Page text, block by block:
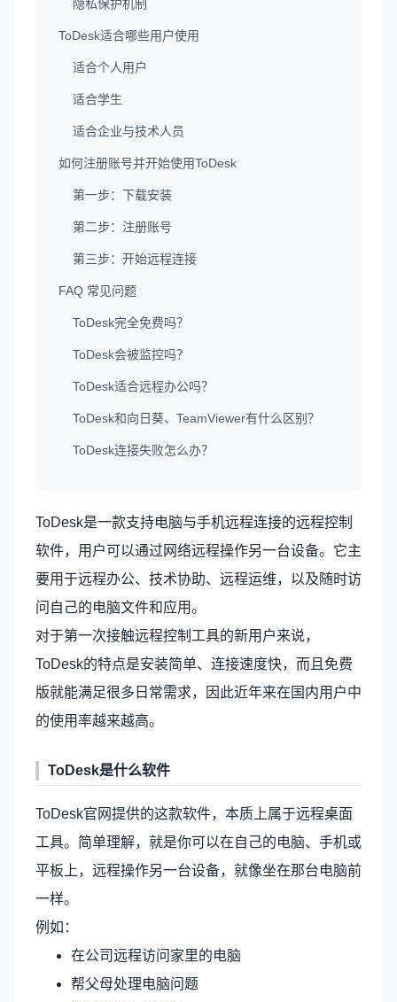
隐私保护机制
ToDesk适合哪些用户使用
适合个人用户
适合学生
适合企业与技术人员
如何注册账号并开始使用ToDesk
第一步：下载安装
第二步：注册账号
第三步：开始远程连接
FAQ 常见问题
ToDesk完全免费吗？
ToDesk会被监控吗？
ToDesk适合远程办公吗？
ToDesk和向日葵、TeamViewer有什么区别？
ToDesk连接失败怎么办？
ToDesk是一款支持电脑与手机远程连接的远程控制
软件，用户可以通过网络远程操作另一台设备。它主
要用于远程办公、技术协助、远程运维，以及随时访
问自己的电脑文件和应用。
对于第一次接触远程控制工具的新用户来说，
ToDesk的特点是安装简单、连接速度快，而且免费
版就能满足很多日常需求，因此近年来在国内用户中
的使用率越来越高。
ToDesk是什么软件
ToDesk官网提供的这款软件，本质上属于远程桌面
工具。简单理解，就是你可以在自己的电脑、手机或
平板上，远程操作另一台设备，就像坐在那台电脑前
一样。
例如：
在公司远程访问家里的电脑
帮父母处理电脑问题